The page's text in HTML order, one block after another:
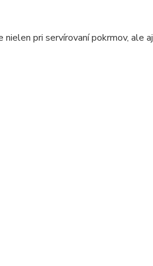
pri servírovaní pokrmov, ale